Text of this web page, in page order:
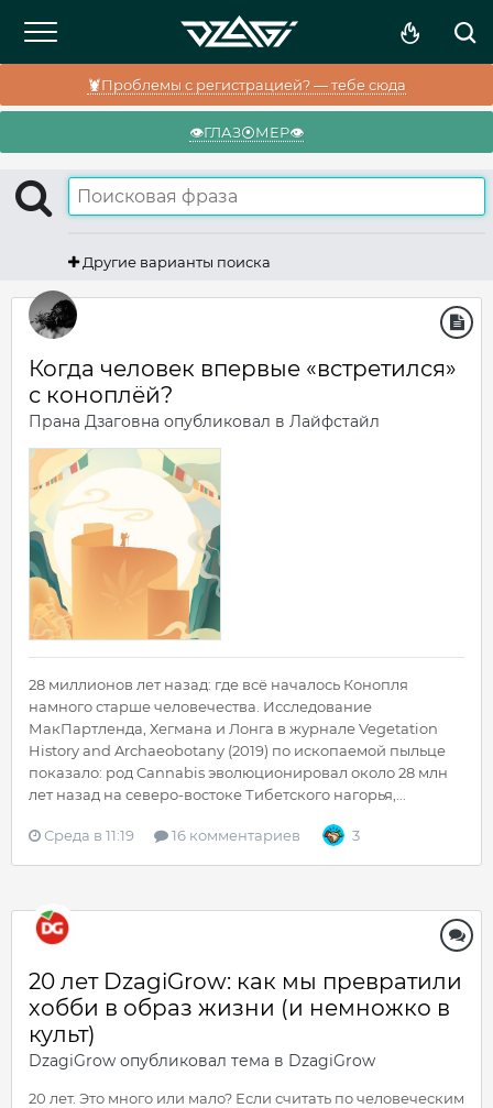
🦞Проблемы с регистрацией? — тебе сюда
👁️ГЛАЗ⦿МЕР👁️
Другие варианты поиска
Когда человек впервые «встретился»
с коноплёй?
Прана Дзаговна опубликовал в Лайфстайл
28 миллионов лет назад: где всё началось Конопля
намного старше человечества. Исследование
МакПартленда, Хегмана и Лонга в журнале Vegetation
History and Archaeobotany (2019) по ископаемой пыльце
показало: род Cannabis эволюционировал около 28 млн
лет назад на северо-востоке Тибетского нагорья,...
Среда в 11:19 16 комментариев 3
20 лет DzagiGrow: как мы превратили
хобби в образ жизни (и немножко в
культ)
DzagiGrow опубликовал тема в DzagiGrow
20 лет. Это много или мало? Если считать по человеческим